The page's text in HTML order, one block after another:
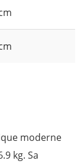
moderne
kg. Sa